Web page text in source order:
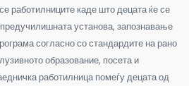
работилниците каде што децата ќе се
установа, запознавање
согласно со стандардите на рано
образование, посета и
работилница помеѓу децата од